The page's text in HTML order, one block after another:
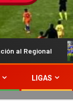
Ya están los
LIGAS